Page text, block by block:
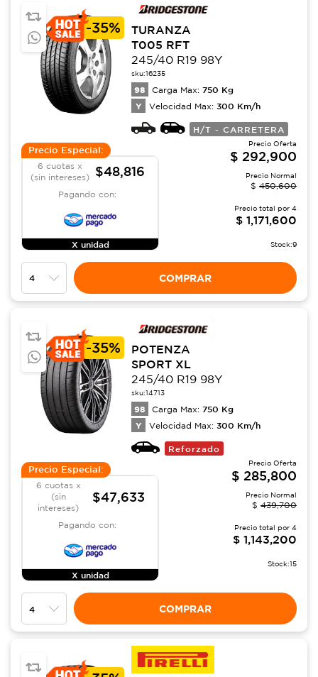
-35%
TURANZA
T005 RFT
245/40 R19 98Y
sku:16235
98 Carga Max: 750 Kg
Y Velocidad Max: 300 Km/h
H/T - CARRETERA
Precio Especial:
6 cuotas x
(sin intereses)
$48,816
Pagando con:
X unidad
Precio Oferta
$ 292,900
Precio Normal
$ 450,600
Precio total por 4
$ 1,171,600
Stock:9
COMPRAR
-35%
POTENZA
SPORT XL
245/40 R19 98Y
sku:14713
98 Carga Max: 750 Kg
Y Velocidad Max: 300 Km/h
Reforzado
Precio Especial:
6 cuotas x
(sin
intereses)
$47,633
Pagando con:
X unidad
Precio Oferta
$ 285,800
Precio Normal
$ 439,700
Precio total por 4
$ 1,143,200
Stock:15
COMPRAR